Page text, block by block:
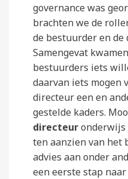
governance was
brachten we de
de bestuurder en
Samengevat
bestuurders iets
daarvan iets mogen
directeur een en
gestelde kaders.
directeuronderwijs
ten aanzien van
advies aan onder
een eerste stap